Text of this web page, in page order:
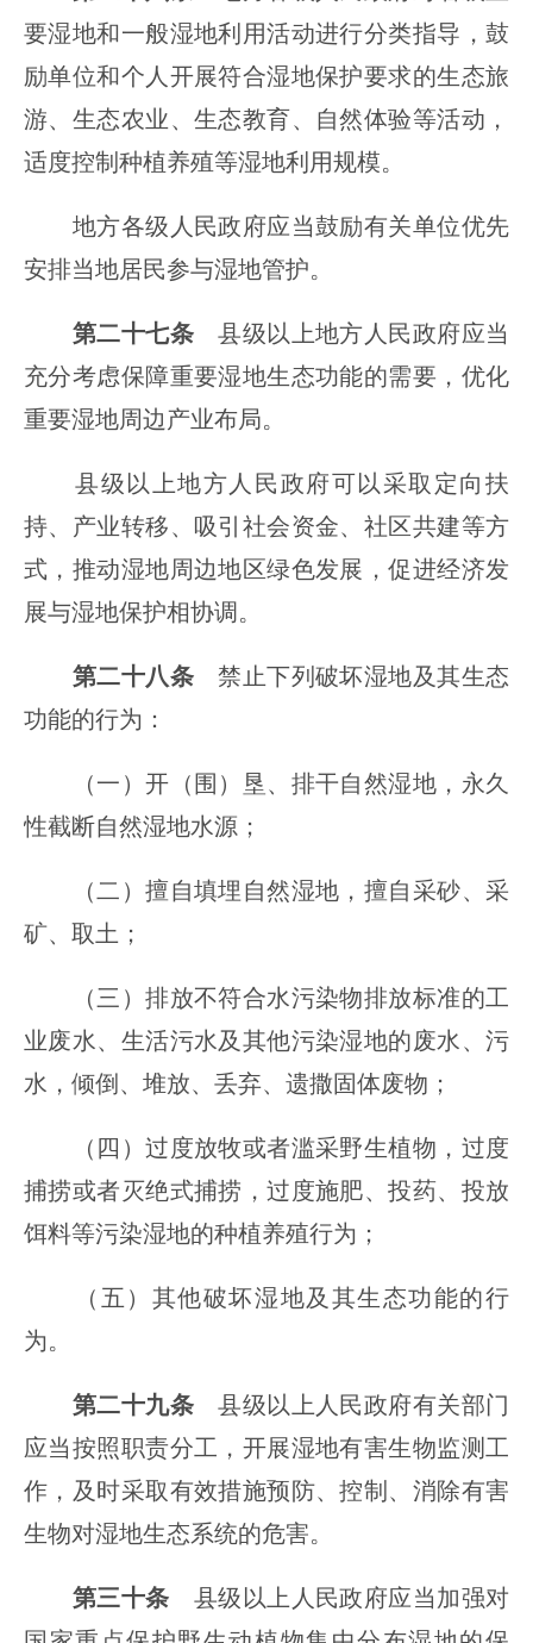
要湿地和一般湿地利用活动进行分类指导，鼓
励单位和个人开展符合湿地保护要求的生态旅
游、生态农业、生态教育、自然体验等活动，
适度控制种植养殖等湿地利用规模。
地方各级人民政府应当鼓励有关单位优先
安排当地居民参与湿地管护。
第二十七条县级以上地方人民政府应当
充分考虑保障重要湿地生态功能的需要，优化
重要湿地周边产业布局。
县级以上地方人民政府可以采取定向扶
持、产业转移、吸引社会资金、社区共建等方
式，推动湿地周边地区绿色发展，促进经济发
展与湿地保护相协调。
第二十八条禁止下列破坏湿地及其生态
功能的行为：
（一）开（围）垦、排干自然湿地，永久
性截断自然湿地水源；
（二）擅自填埋自然湿地，擅自采砂、采
矿、取土；
（三）排放不符合水污染物排放标准的工
业废水、生活污水及其他污染湿地的废水、污
水，倾倒、堆放、丢弃、遗撒固体废物；
（四）过度放牧或者滥采野生植物，过度
捕捞或者灭绝式捕捞，过度施肥、投药、投放
饵料等污染湿地的种植养殖行为；
（五）其他破坏湿地及其生态功能的行
为。
第二十九条县级以上人民政府有关部门
应当按照职责分工，开展湿地有害生物监测工
作，及时采取有效措施预防、控制、消除有害
生物对湿地生态系统的危害。
第三十条 县级以上人民政府应当加强对